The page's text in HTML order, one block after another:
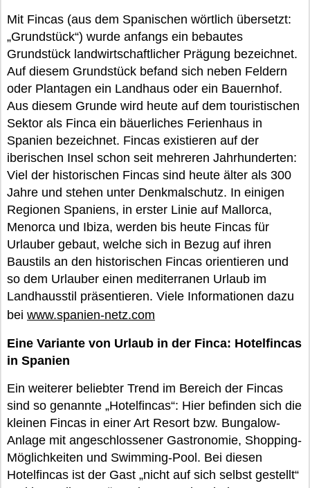
Mit Fincas (aus dem Spanischen wörtlich übersetzt:
„Grundstück“) wurde anfangs ein bebautes
Grundstück landwirtschaftlicher Prägung bezeichnet.
Auf diesem Grundstück befand sich neben Feldern
oder Plantagen ein Landhaus oder ein Bauernhof.
Aus diesem Grunde wird heute auf dem touristischen
Sektor als Finca ein bäuerliches Ferienhaus in
Spanien bezeichnet. Fincas existieren auf der
iberischen Insel schon seit mehreren Jahrhunderten:
Viel der historischen Fincas sind heute älter als 300
Jahre und stehen unter Denkmalschutz. In einigen
Regionen Spaniens, in erster Linie auf Mallorca,
Menorca und Ibiza, werden bis heute Fincas für
Urlauber gebaut, welche sich in Bezug auf ihren
Baustils an den historischen Fincas orientieren und
so dem Urlauber einen mediterranen Urlaub im
Landhausstil präsentieren. Viele Informationen dazu
bei www.spanien-netz.com
Eine Variante von Urlaub in der Finca: Hotelfincas
in Spanien
Ein weiterer beliebter Trend im Bereich der Fincas
sind so genannte „Hotelfincas“: Hier befinden sich die
kleinen Fincas in einer Art Resort bzw. Bungalow-
Anlage mit angeschlossener Gastronomie, Shopping-
Möglichkeiten und Swimming-Pool. Bei diesen
Hotelfincas ist der Gast „nicht auf sich selbst gestellt“